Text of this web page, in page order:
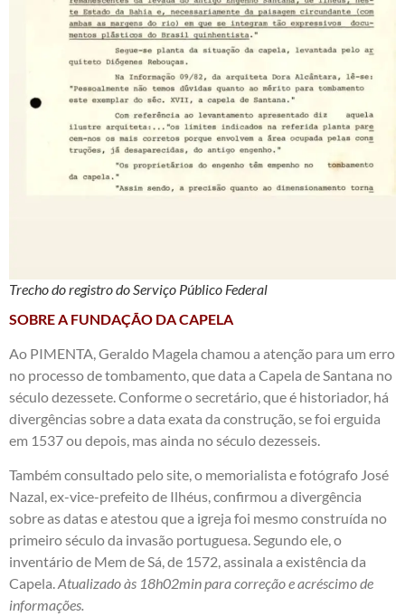
Trecho do registro do Serviço Público Federal
SOBRE A FUNDAÇÃO DA CAPELA
Ao PIMENTA, Geraldo Magela chamou a atenção para um erro
no processo de tombamento, que data a Capela de Santana no
século dezessete. Conforme o secretário, que é historiador, há
divergências sobre a data exata da construção, se foi erguida
em 1537 ou depois, mas ainda no século dezesseis.
Também consultado pelo site, o memorialista e fotógrafo José
Nazal, ex-vice-prefeito de Ilhéus, confirmou a divergência
sobre as datas e atestou que a igreja foi mesmo construída no
primeiro século da invasão portuguesa. Segundo ele, o
inventário de Mem de Sá, de 1572, assinala a existência da
Capela.Atualizado às 18h02min para correção e acréscimo de
informações.